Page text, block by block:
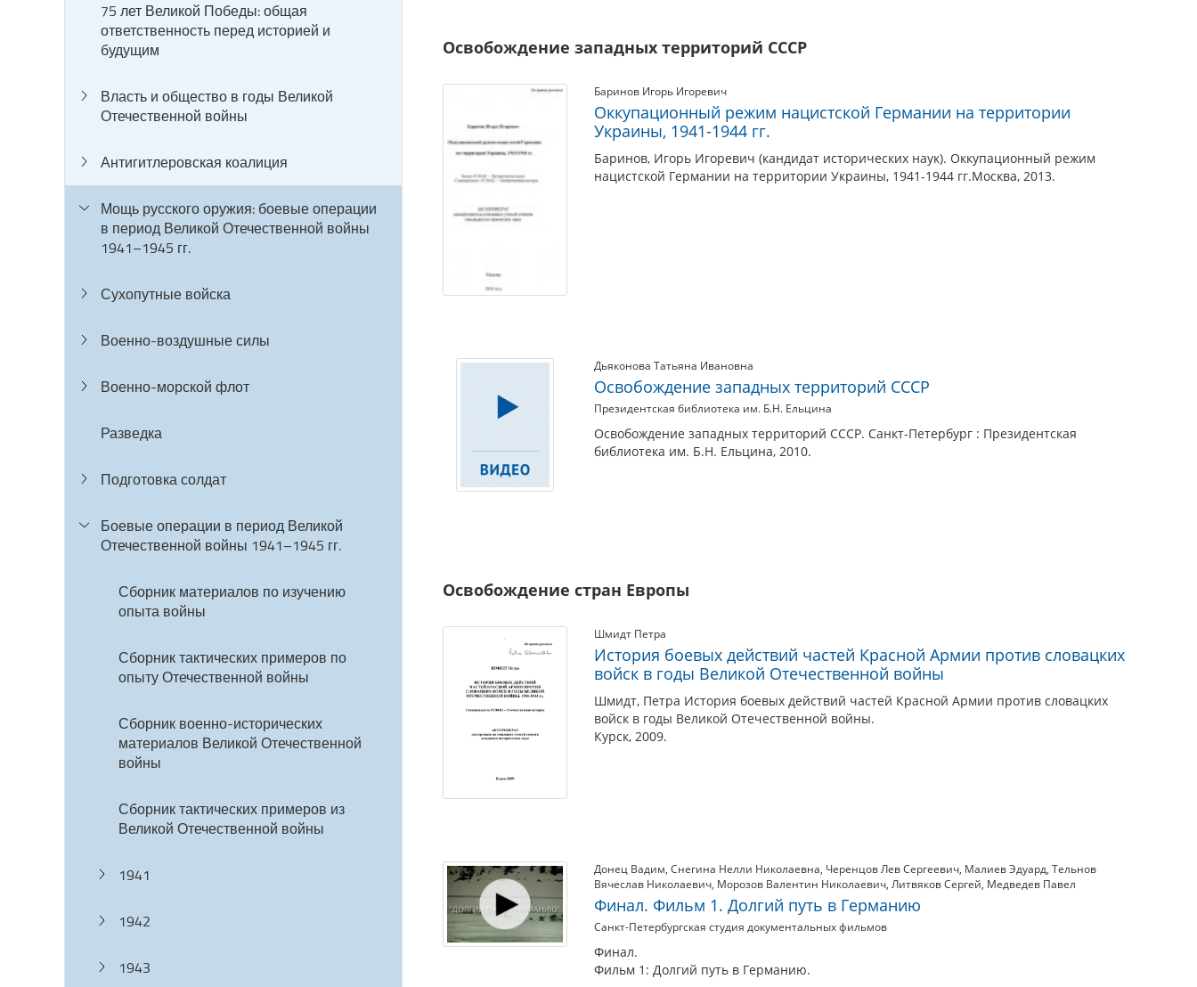
75 лет Великой Победы: общая
ответственность перед историей и
будущим
Власть и общество в годы Великой
Отечественной войны
Антигитлеровская коалиция
Мощь русского оружия: боевые операции
в период Великой Отечественной войны
1941–1945 гг.
Сухопутные войска
Военно-воздушные силы
Военно-морской флот
Разведка
Подготовка солдат
Боевые операции в период Великой
Отечественной войны 1941–1945 гг.
Сборник материалов по изучению
опыта войны
Сборник тактических примеров по
опыту Отечественной войны
Сборник военно-исторических
материалов Великой Отечественной
войны
Сборник тактических примеров из
Великой Отечественной войны
1941
1942
1943
Освобождение западных территорий СССР
Баринов Игорь Игоревич
Оккупационный режим нацистской Германии на территории
Украины, 1941-1944 гг.
Баринов, Игорь Игоревич (кандидат исторических наук). Оккупационный режим
нацистской Германии на территории Украины, 1941-1944 гг.Москва, 2013.
Дьяконова Татьяна Ивановна
Освобождение западных территорий СССР
Президентская библиотека им. Б.Н. Ельцина
Освобождение западных территорий СССР. Санкт-Петербург : Президентская
библиотека им. Б.Н. Ельцина, 2010.
Освобождение стран Европы
Шмидт Петра
История боевых действий частей Красной Армии против словацких
войск в годы Великой Отечественной войны
Шмидт, Петра История боевых действий частей Красной Армии против словацких
войск в годы Великой Отечественной войны.
Курск, 2009.
Донец Вадим, Снегина Нелли Николаевна, Черенцов Лев Сергеевич, Малиев Эдуард, Тельнов
Вячеслав Николаевич, Морозов Валентин Николаевич, Литвяков Сергей, Медведев Павел
Финал. Фильм 1. Долгий путь в Германию
Санкт-Петербургская студия документальных фильмов
Финал.
Фильм 1: Долгий путь в Германию.